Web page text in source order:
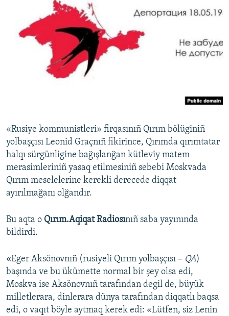
BLOGLAR
RFE/RS bütün saytları
«Rusiye kommunistleri» firqasınıñ Qırım bölüginiñ
yolbaşçısı Leonid Graçnıñ fikirince, Qırımda qırımtatar
halqı sürgünligine bağışlanğan kütleviy matem
merasimleriniñ yasaq etilmesiniñ sebebi Moskvada
Qırım meselelerine kerekli derecede diqqat
ayırılmağanı olğandır.
Bu aqta o Qırım.Aqiqat Radiosınıñ saba yayınında
bildirdi.
«Eger Aksönovnıñ (rusiyeli Qırım yolbaşçısı – QA)
başında ve bu ükümette normal bir şey olsa edi,
Moskva ise Aksönovnıñ tarafından degil de, büyük
milletlerara, dinlerara dünya tarafından diqqatlı baqsa
edi, o vaqıt böyle aytmaq kerek edi: «Lütfen, siz Lenin